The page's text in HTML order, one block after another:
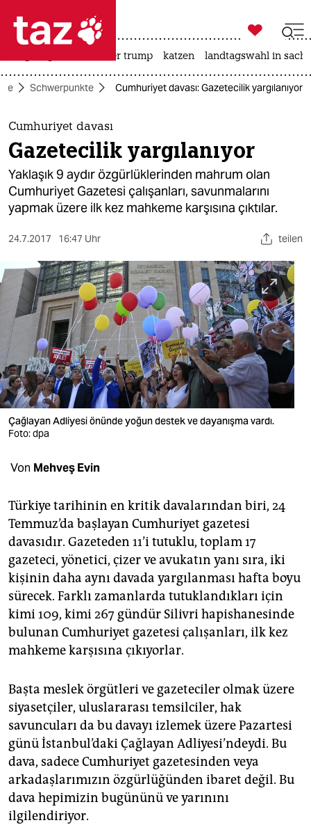
 taz zahl ich
taz zahl ich
themen
politik
öko
gesellschaft
sport
berlin
nord
wahrheit
verlag
verlag
veranstaltungen
fragen & hilfe
unterstützen
abo
genossenschaft
epaper login

taz zahl ich
usa unter trump katzen landtagswahl in
Schwerpunkte Cumhuriyet davası: Gazetecilik yargılanıyor
Cumhuriyet davası
Gazetecilik yargılanıyor
Yaklaşık 9 aydır özgürlüklerinden mahrum olan
Cumhuriyet Gazetesi çalışanları, savunmalarını
yapmak üzere ilk kez mahkeme karşısına çıktılar.
24.7.2017 16:47 Uhr teilen
Çağlayan Adliyesi önünde yoğun destek ve dayanışma vardı.
Foto: dpa
Von Mehveş Evin
Türkiye tarihinin en kritik davalarından biri, 24
Temmuz’da başlayan Cumhuriyet gazetesi
davasıdır. Gazeteden 11’i tutuklu, toplam 17
gazeteci, yönetici, çizer ve avukatın yanı sıra, iki
kişinin daha aynı davada yargılanması hafta boyu
sürecek. Farklı zamanlarda tutuklandıkları için
kimi 109, kimi 267 gündür Silivri hapishanesinde
bulunan Cumhuriyet gazetesi çalışanları, ilk kez
mahkeme karşısına çıkıyorlar.
Başta meslek örgütleri ve gazeteciler olmak üzere
siyasetçiler, uluslararası temsilciler, hak
savuncuları da bu davayı izlemek üzere Pazartesi
günü İstanbul’daki Çağlayan Adliyesi’ndeydi. Bu
dava, sadece Cumhuriyet gazetesinden veya
arkadaşlarımızın özgürlüğünden ibaret değil. Bu
dava hepimizin bugününü ve yarınını
ilgilendiriyor.